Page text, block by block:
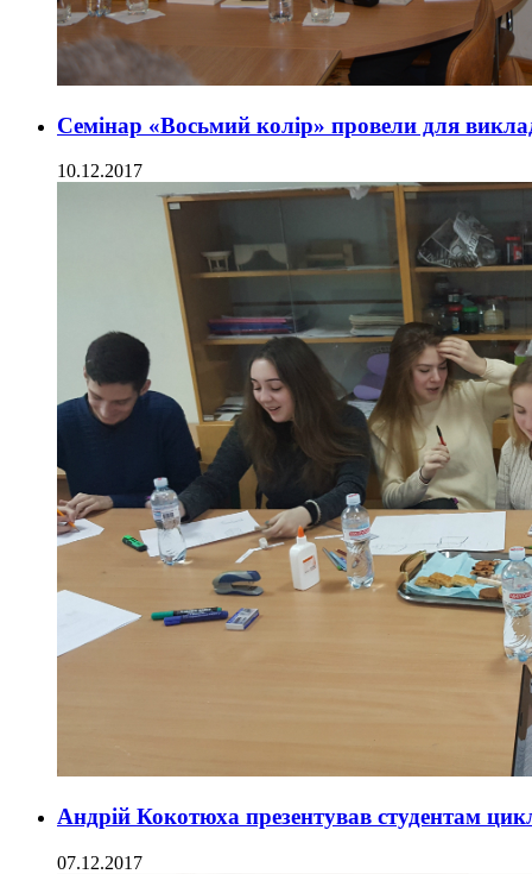
Семінар «Восьмий колір» провели для
10.12.2017
Андрій Кокотюха презентував студентам
07.12.2017